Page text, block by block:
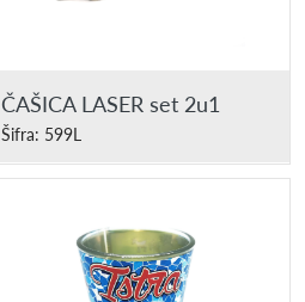
ČAŠICA LASER set 2u1
Šifra: 599L